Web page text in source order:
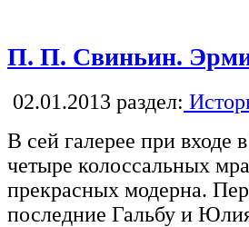
П. П. Свиньин.
02.01.2013 раздел:
В сей галерее при входе
четыре колоссальных
прекрасных модерна.
последние Гальбу и